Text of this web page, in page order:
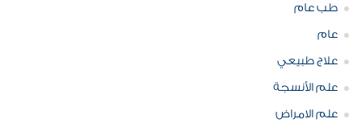
طب عام
عام
علاج طبيعي
علم الأنسجة
علم الامراض